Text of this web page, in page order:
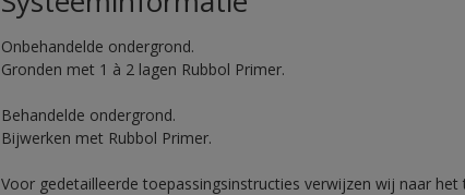
Onbehandelde ondergrond.
Gronden met 1 à 2 lagen Rubbol Primer.
Behandelde ondergrond.
Bijwerken met Rubbol Primer.
Voor gedetailleerde toepassingsinstructies verwijzen wij naar